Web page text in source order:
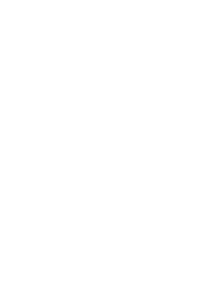
男主人公曾被迫接受性向矫正治
的念头，在说服主编姚松、老乡韩战